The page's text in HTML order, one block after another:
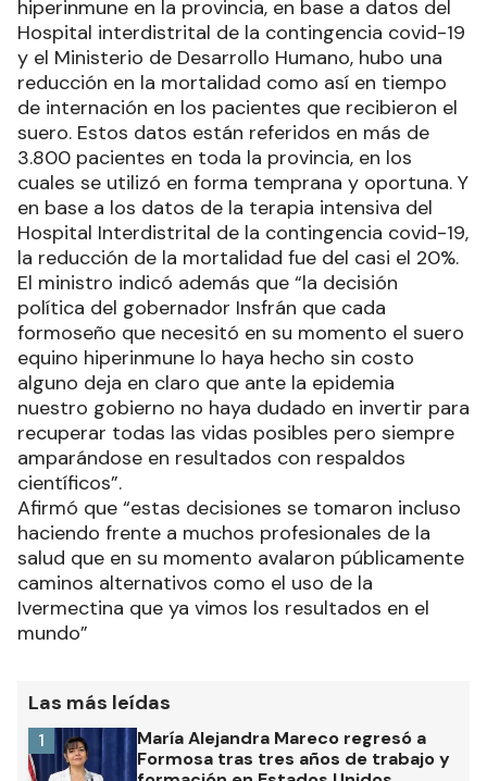
hiperinmune en la provincia, en base a datos del
Hospital interdistrital de la contingencia covid-19
y el Ministerio de Desarrollo Humano, hubo una
reducción en la mortalidad como así en tiempo
de internación en los pacientes que recibieron el
suero. Estos datos están referidos en más de
3.800 pacientes en toda la provincia, en los
cuales se utilizó en forma temprana y oportuna. Y
en base a los datos de la terapia intensiva del
Hospital Interdistrital de la contingencia covid-19,
la reducción de la mortalidad fue del casi el 20%.
El ministro indicó además que “la decisión
política del gobernador Insfrán que cada
formoseño que necesitó en su momento el suero
equino hiperinmune lo haya hecho sin costo
alguno deja en claro que ante la epidemia
nuestro gobierno no haya dudado en invertir para
recuperar todas las vidas posibles pero siempre
amparándose en resultados con respaldos
científicos”.
Afirmó que “estas decisiones se tomaron incluso
haciendo frente a muchos profesionales de la
salud que en su momento avalaron públicamente
caminos alternativos como el uso de la
Ivermectina que ya vimos los resultados en el
mundo”
Las más leídas
María Alejandra Mareco regresó a
Formosa tras tres años de trabajo y
1